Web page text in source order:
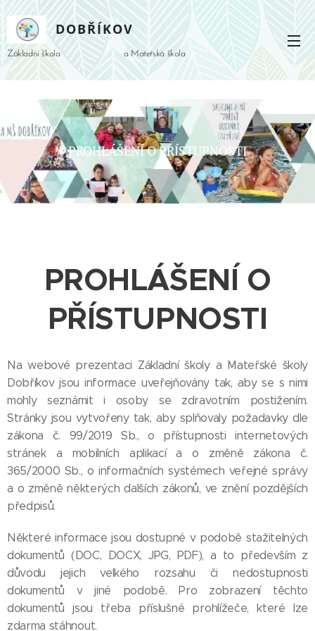
DOBŘÍKOV
Základní škola a Mateřská škola
PROHLÁŠENÍ O PŘÍSTUPNOSTI
PROHLÁŠENÍ O
PŘÍSTUPNOSTI
Na webové prezentaci Základní školy a Mateřské školy
Dobříkov jsou informace uveřejňovány tak, aby se s nimi
mohly seznámit i osoby se zdravotním postižením.
Stránky jsou vytvořeny tak, aby splňovaly požadavky dle
zákona č. 99/2019 Sb., o přístupnosti internetových
stránek a mobilních aplikací a o změně zákona č.
365/2000 Sb., o informačních systémech veřejné správy
a o změně některých dalších zákonů, ve znění pozdějších
předpisů.
Některé informace jsou dostupné v podobě stažitelných
dokumentů (DOC, DOCX, JPG, PDF), a to především z
důvodu jejich velkého rozsahu či nedostupnosti
dokumentů v jiné podobě. Pro zobrazení těchto
dokumentů jsou třeba příslušné prohlížeče, které lze
zdarma stáhnout.